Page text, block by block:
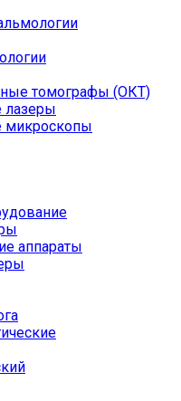
томографы (ОКТ)
лазеры
микроскопы
аппараты